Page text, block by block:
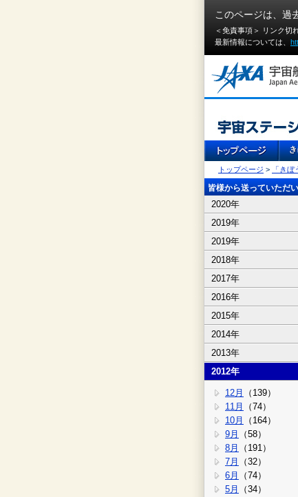
このページは、過
＜免責事項＞ リンク切
最新情報については、
トップページ > 「き
皆様から送っていただ
2020年
2019年
2019年
2018年
2017年
2016年
2015年
2014年
2013年
2012年
12月
（139）
11月
（74）
10月
（164）
9月
（58）
8月
（191）
7月
（32）
6月
（74）
5月
（34）